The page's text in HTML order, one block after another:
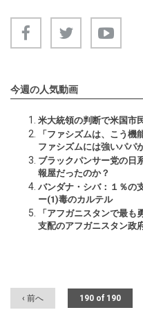
今週の人気動画
米大統領の判断で米国市
「ファシズムは、こう機
ファシズムには強いパパ
ブラックパンサー党の日
報屋だったのか？
バンダナ・シバ：１％の
ー(1)毒のカルテル
「アフガニスタンで最
支配のアフガニスタン政
‹ 前へ 190 of 190